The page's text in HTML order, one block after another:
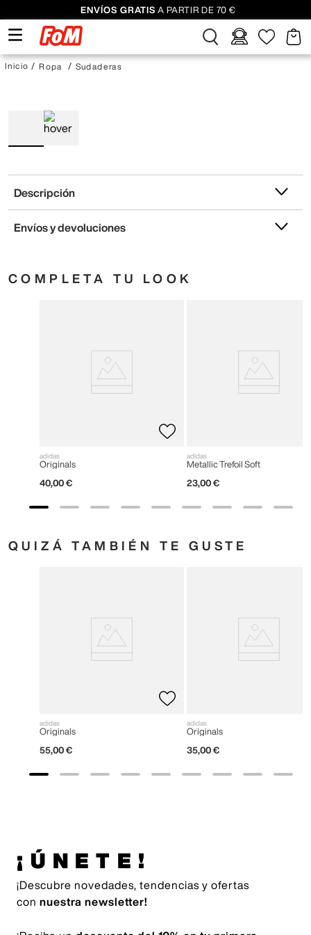
ENVÍOS GRATIS A PARTIR DE 70 €
Ropa Sudaderas
Descripción
Envíos y devoluciones
COMPLETA TU LOOK
adidas
Originals
40,00 €
adidas
Metallic Trefoil Soft
23,00 €
QUIZÁ TAMBIÉN TE GUSTE
adidas
Originals
55,00 €
adidas
Originals
35,00 €
¡ÚNETE!
¡Descubre novedades, tendencias y ofertas
con nuestra newsletter!